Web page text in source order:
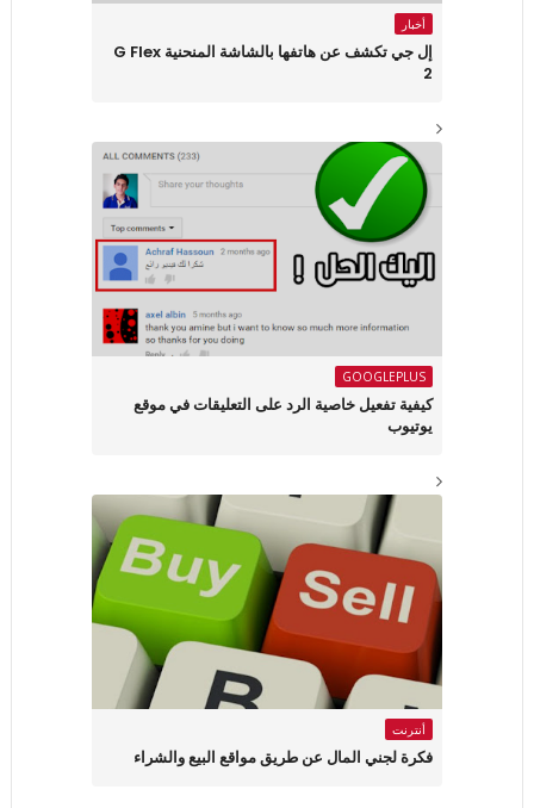
أخبار
إل جي تكشف عن هاتفها بالشاشة المنحنية G Flex
2
GOOGLEPLUS
كيفية تفعيل خاصية الرد على التعليقات في موقع
يوتيوب
أنترنت
فكرة لجني المال عن طريق مواقع البيع والشراء